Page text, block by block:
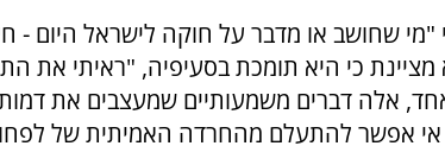
"מי שחושב או מדבר על חוקה לישראל היום
כי היא תומכת בסעיפיה, "ראיתי את
אלה דברים משמעותיים שמעצבים את
אי אפשר להתעלם מהחרדה האמיתית של